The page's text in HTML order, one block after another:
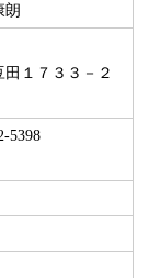
１７３３－２
5398